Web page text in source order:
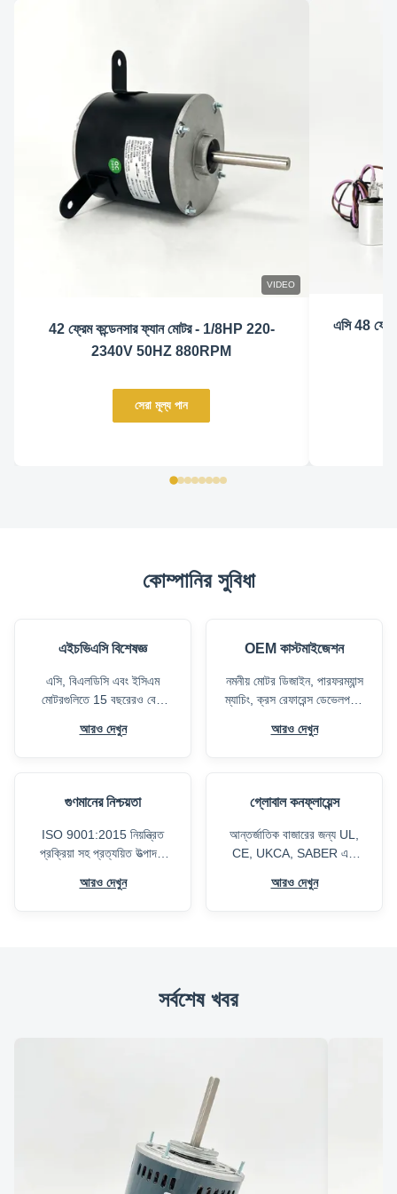
VIDEO
42 ফ্রেম কন্ডেনসার ফ্যান মোটর - 1/8HP 220-
2340V 50HZ 880RPM
সেরা মূল্য পান
এসি 48
কোম্পানির সুবিধা
এইচভিএসি বিশেষজ্ঞ
এসি, বিএলডিসি এবং ইসিএম
মোটরগুলিতে 15 বছরেরও বেশি
ওএম এবং পরিবেশকদের জন্য
আরও দেখুন
OEM কাস্টমাইজেশন
নমনীয় মোটর ডিজাইন, পারফরম্যান্স
ম্যাচিং, ক্রস রেফারেন্স ডেভেলপমেন্ট
অ্যাপ্লিকেশনগুলির জন্য
আরও দেখুন
গুণমানের নিশ্চয়তা
ISO 9001:2015 নিয়ন্ত্রিত
প্রক্রিয়া সহ প্রত্যয়িত উত্পাদন,
চালান পর্যন্ত কঠোর মানের
আরও দেখুন
গ্লোবাল কনফ্লায়েন্স
আন্তর্জাতিক বাজারের জন্য UL,
CE, UKCA, SABER এবং
সামঞ্জস্যপূর্ণ পণ্য এবং প্রকৌশল
আরও দেখুন
সর্বশেষ খবর